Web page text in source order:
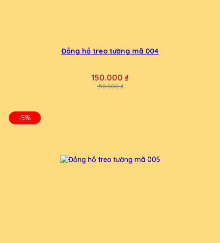
Đồng hồ treo tường mã 004
150.000 ₫
150.000 ₫
-5%